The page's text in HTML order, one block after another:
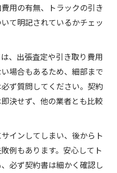
用の有無、トラックの引き
て明記されているかチェッ
、出張査定や引き取り費用
場合もあるため、細部まで
ず質問してください。契約
決せず、他の業者とも比較
インしてしまい、後からト
例もあります。安心してト
必ず契約書は細かく確認し